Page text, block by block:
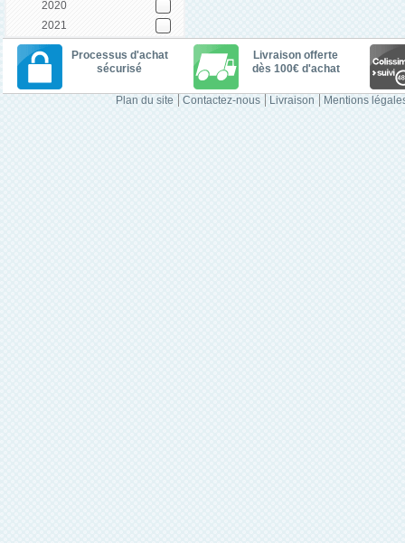
2020
2021
Processus d'achat
sécurisé
Livraison offerte
dès 100€ d'achat
Plan du site Contactez-nous Livraison Mentions